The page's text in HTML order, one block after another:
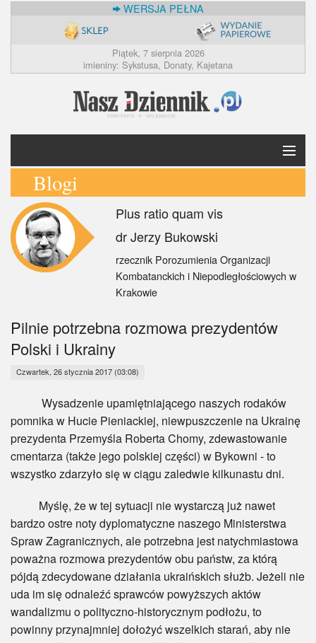
WERSJA PEŁNA
Piątek, 7 sierpnia 2026
imieniny: Sykstusa, Donaty, Kajetana
Krótko
Polska
Świat
Myśl
Wiara
BlogAiD
Zaproszenia
Blogi
Plus ratio quam vis
dr Jerzy Bukowski
rzecznik Porozumienia Organizacji
Kombatanckich i Niepodległościowych w
Krakowie
Pilnie potrzebna rozmowa prezydentów
Polski i Ukrainy
Czwartek, 26 stycznia 2017 (03:08)
Wysadzenie upamiętniającego naszych rodaków
pomnika w Hucie Pieniackiej, niewpuszczenie na Ukrainę
prezydenta Przemyśla Roberta Chomy, zdewastowanie
cmentarza (także jego polskiej części) w Bykowni - to
wszystko zdarzyło się w ciągu zaledwie kilkunastu dni.
Myślę, że w tej sytuacji nie wystarczą już nawet
bardzo ostre noty dyplomatyczne naszego Ministerstwa
Spraw Zagranicznych, ale potrzebna jest natychmiastowa
poważna rozmowa prezydentów obu państw, za którą
pójdą zdecydowane działania ukraińskich służb. Jeżeli nie
uda im się odnaleźć sprawców powyższych aktów
wandalizmu o polityczno-historycznym podłożu, to
powinny przynajmniej dołożyć wszelkich starań, aby nie